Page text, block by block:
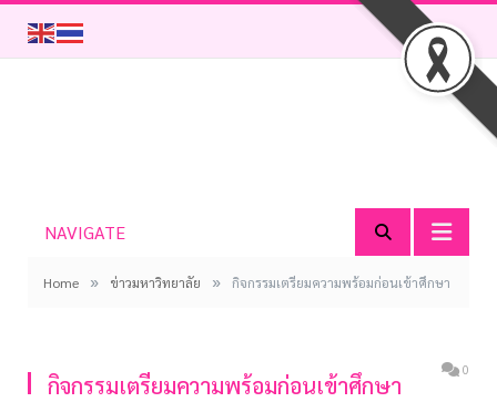
NAVIGATE
Home » ข่าวมหาวิทยาลัย » กิจกรรมเตรียมความพร้อมก่อนเข้าศึกษา
กิจกรรมเตรียมความพร้อมก่อนเข้าศึกษา
0